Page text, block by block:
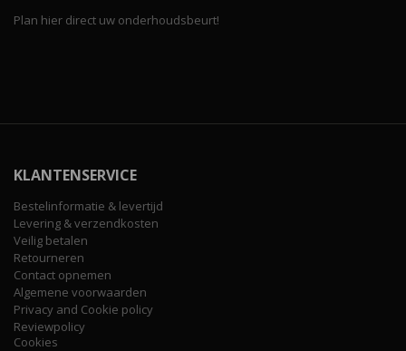
Plan hier direct uw onderhoudsbeurt!
KLANTENSERVICE
Bestelinformatie & levertijd
Levering & verzendkosten
Veilig betalen
Retourneren
Contact opnemen
Algemene voorwaarden
Privacy and Cookie policy
Reviewpolicy
Cookies